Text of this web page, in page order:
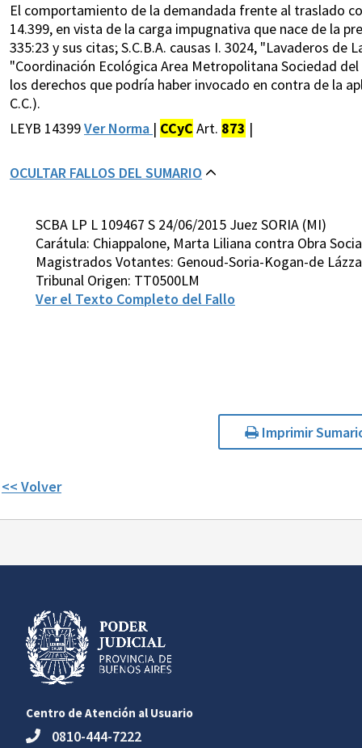
El comportamiento de la demandada frente al traslado
14.399, en vista de la carga impugnativa que nace de la
335:23 y sus citas; S.C.B.A. causas I. 3024, "Lavaderos de
"Coordinación Ecológica Area Metropolitana Sociedad
los derechos que podría haber invocado en contra de la
C.C.).
LEYB 14399Ver Norma | CCyC Art. 873 |
OCULTAR FALLOS DEL SUMARIO
SCBA LP L 109467 S 24/06/2015 Juez SORIA (MI)
Carátula: Chiappalone, Marta Liliana contra Obra
Magistrados Votantes: Genoud-Soria-Kogan-de
Tribunal Origen: TT0500LM
Ver el Texto Completo del Fallo
Imprimir
<< Volver
Centro de Atención al Usuario
0810-444-7222